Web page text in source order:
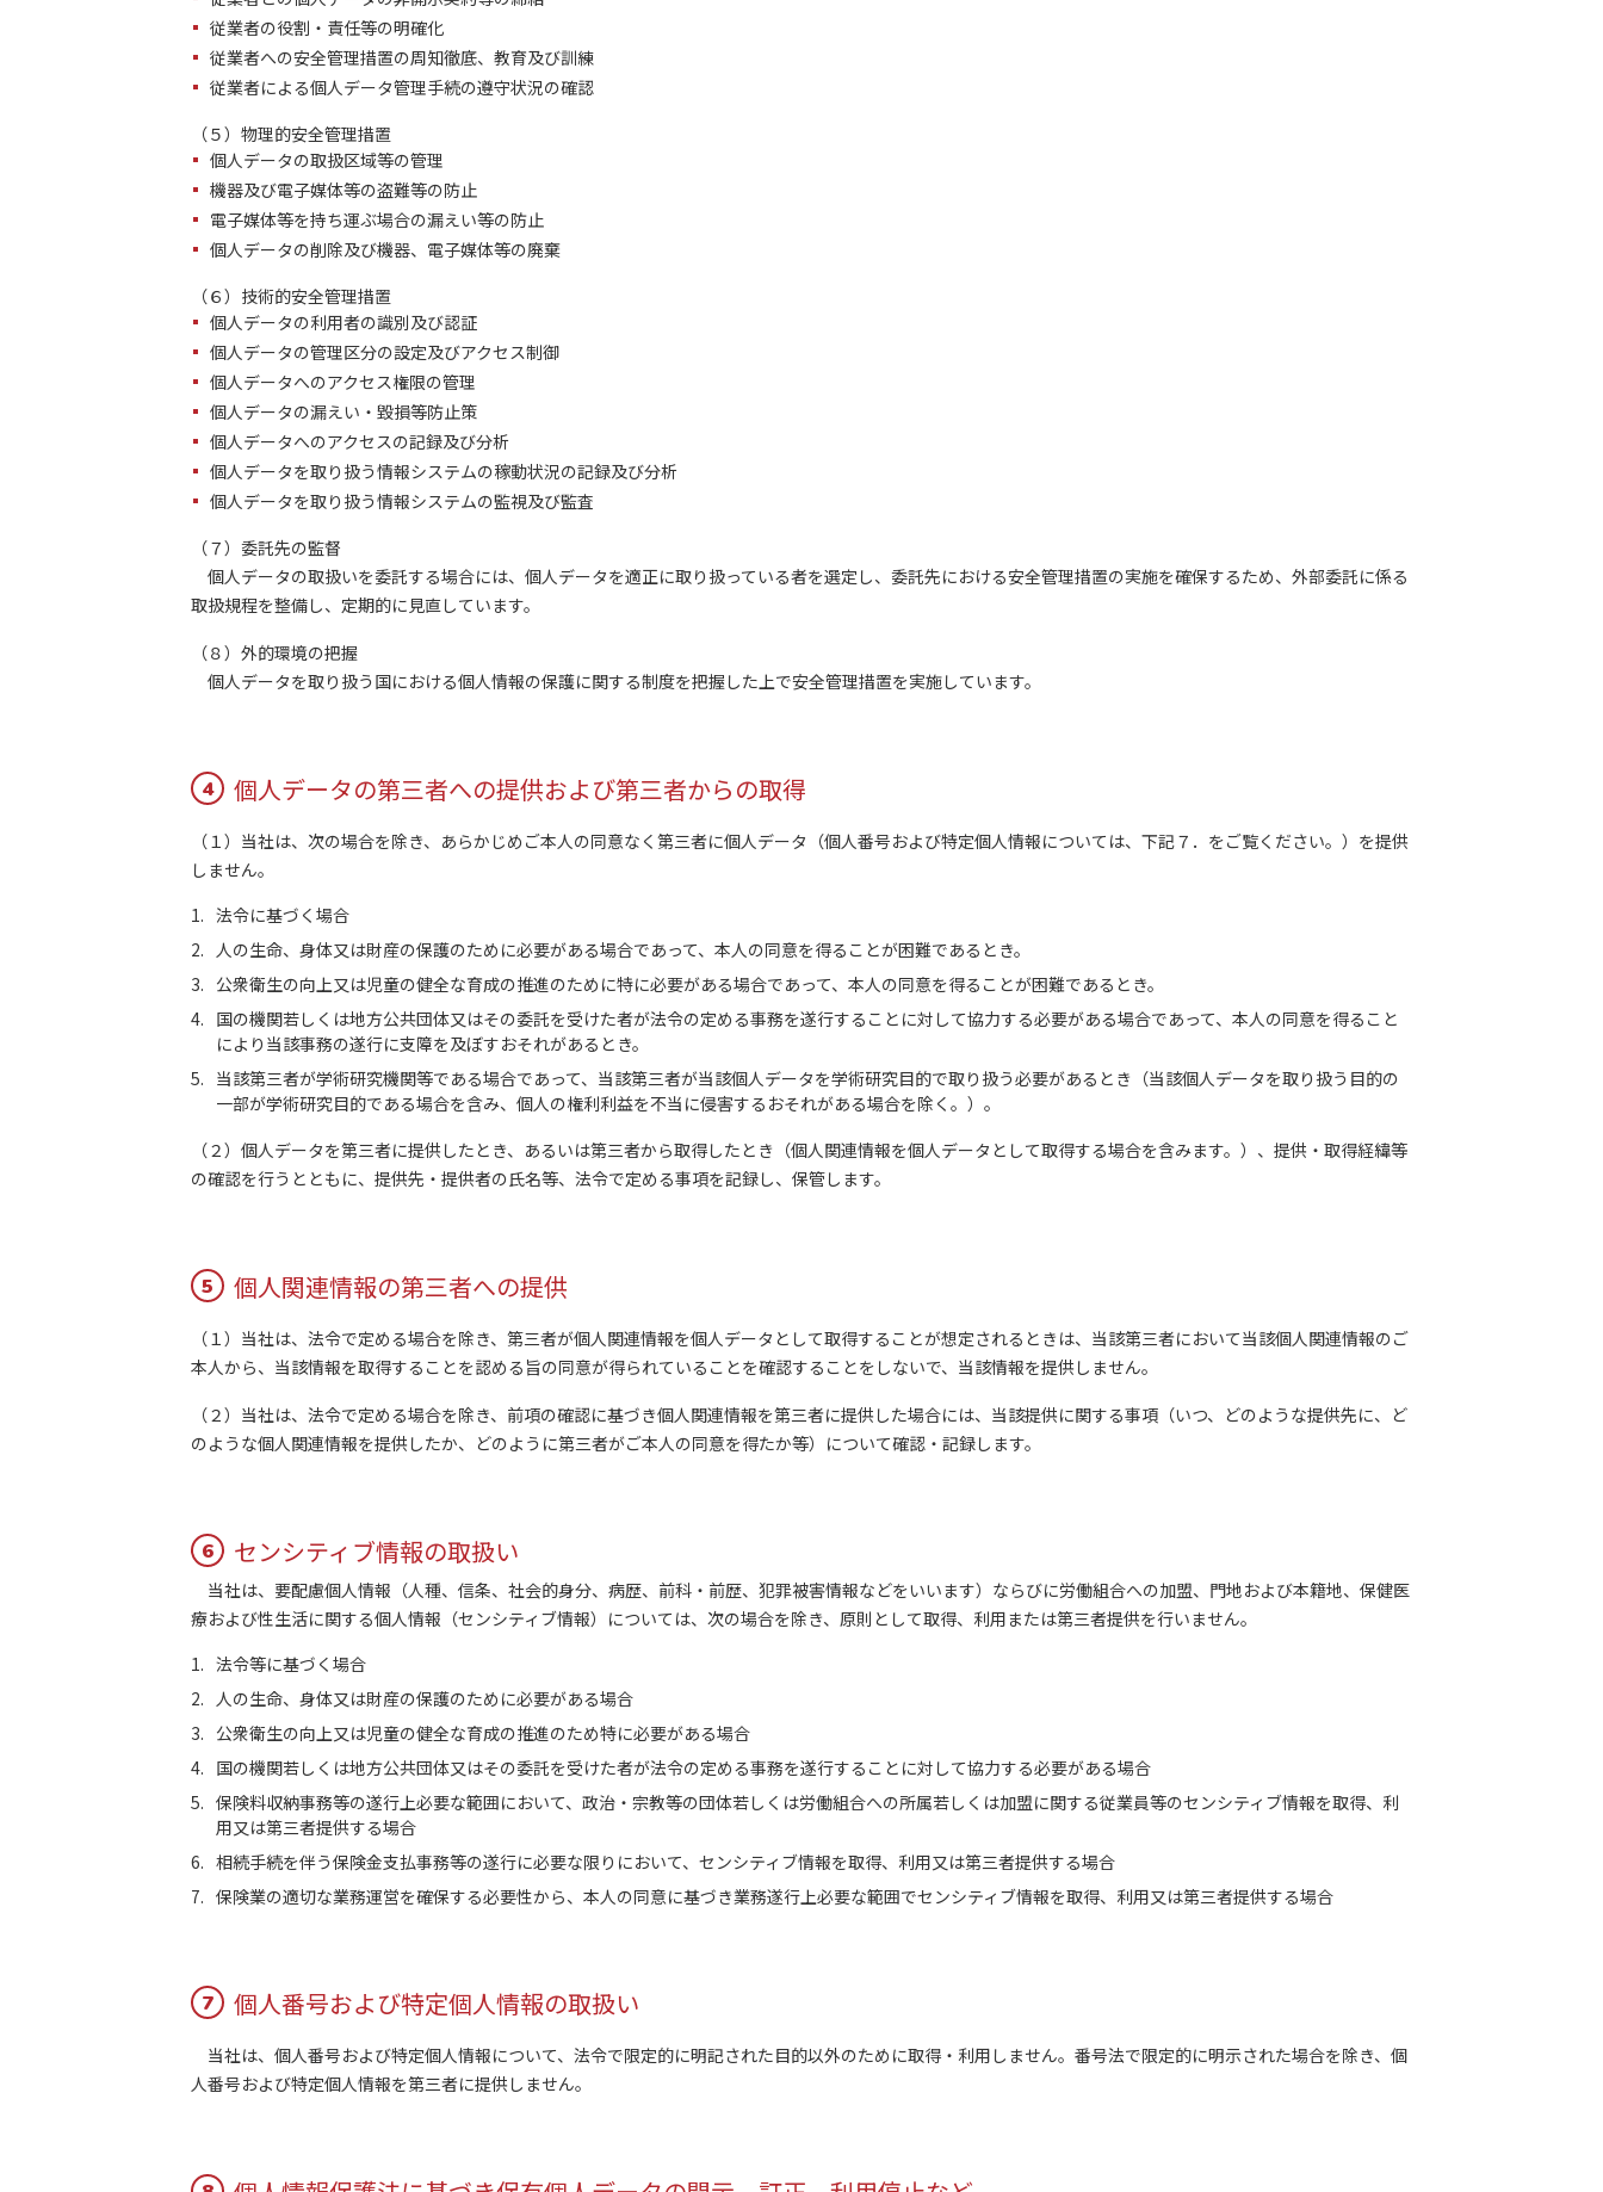
従業者の役割・責任等の明確化
従業者への安全管理措置の周知徹底、教育及び訓練
従業者による個人データ管理手続の遵守状況の確認
（５）物理的安全管理措置
個人データの取扱区域等の管理
機器及び電子媒体等の盗難等の防止
電子媒体等を持ち運ぶ場合の漏えい等の防止
個人データの削除及び機器、電子媒体等の廃棄
（６）技術的安全管理措置
個人データの利用者の識別及び認証
個人データの管理区分の設定及びアクセス制御
個人データへのアクセス権限の管理
個人データの漏えい・毀損等防止策
個人データへのアクセスの記録及び分析
個人データを取り扱う情報システムの稼動状況の記録及び分析
個人データを取り扱う情報システムの監視及び監査
（７）委託先の監督
個人データの取扱いを委託する場合には、個人データを適正に取り扱っている者を選定し、委託先における安全管理措置の実施を確保するため、外部委託に係る
取扱規程を整備し、定期的に見直しています。
（８）外的環境の把握
個人データを取り扱う国における個人情報の保護に関する制度を把握した上で安全管理措置を実施しています。
4 個人データの第三者への提供および第三者からの取得
（１）当社は、次の場合を除き、あらかじめご本人の同意なく第三者に個人データ（個人番号および特定個人情報については、下記７．をご覧ください。）を提供
しません。
法令に基づく場合
人の生命、身体又は財産の保護のために必要がある場合であって、本人の同意を得ることが困難であるとき。
公衆衛生の向上又は児童の健全な育成の推進のために特に必要がある場合であって、本人の同意を得ることが困難であるとき。
国の機関若しくは地方公共団体又はその委託を受けた者が法令の定める事務を遂行することに対して協力する必要がある場合であって、本人の同意を得ること
により当該事務の遂行に支障を及ぼすおそれがあるとき。
当該第三者が学術研究機関等である場合であって、当該第三者が当該個人データを学術研究目的で取り扱う必要があるとき（当該個人データを取り扱う目的の
一部が学術研究目的である場合を含み、個人の権利利益を不当に侵害するおそれがある場合を除く。）。
（２）個人データを第三者に提供したとき、あるいは第三者から取得したとき（個人関連情報を個人データとして取得する場合を含みます。）、提供・取得経緯等
の確認を行うとともに、提供先・提供者の氏名等、法令で定める事項を記録し、保管します。
5 個人関連情報の第三者への提供
（１）当社は、法令で定める場合を除き、第三者が個人関連情報を個人データとして取得することが想定されるときは、当該第三者において当該個人関連情報のご
本人から、当該情報を取得することを認める旨の同意が得られていることを確認することをしないで、当該情報を提供しません。
（２）当社は、法令で定める場合を除き、前項の確認に基づき個人関連情報を第三者に提供した場合には、当該提供に関する事項（いつ、どのような提供先に、ど
のような個人関連情報を提供したか、どのように第三者がご本人の同意を得たか等）について確認・記録します。
6 センシティブ情報の取扱い
当社は、要配慮個人情報（人種、信条、社会的身分、病歴、前科・前歴、犯罪被害情報などをいいます）ならびに労働組合への加盟、門地および本籍地、保健医
療および性生活に関する個人情報（センシティブ情報）については、次の場合を除き、原則として取得、利用または第三者提供を行いません。
法令等に基づく場合
人の生命、身体又は財産の保護のために必要がある場合
公衆衛生の向上又は児童の健全な育成の推進のため特に必要がある場合
国の機関若しくは地方公共団体又はその委託を受けた者が法令の定める事務を遂行することに対して協力する必要がある場合
保険料収納事務等の遂行上必要な範囲において、政治・宗教等の団体若しくは労働組合への所属若しくは加盟に関する従業員等のセンシティブ情報を取得、利
用又は第三者提供する場合
相続手続を伴う保険金支払事務等の遂行に必要な限りにおいて、センシティブ情報を取得、利用又は第三者提供する場合
保険業の適切な業務運営を確保する必要性から、本人の同意に基づき業務遂行上必要な範囲でセンシティブ情報を取得、利用又は第三者提供する場合
7 個人番号および特定個人情報の取扱い
当社は、個人番号および特定個人情報について、法令で限定的に明記された目的以外のために取得・利用しません。番号法で限定的に明示された場合を除き、個
人番号および特定個人情報を第三者に提供しません。